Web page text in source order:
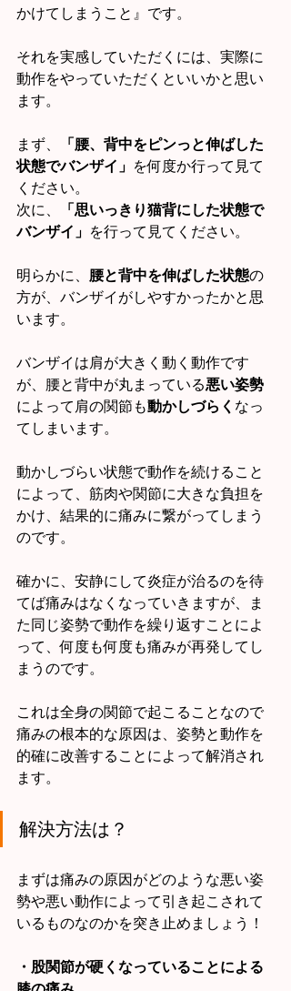
かけてしまうこと』です。
それを実感していただくには、実際に
動作をやっていただくといいかと思い
ます。
まず、
「腰、背中をピンっと伸ばした
状態でバンザイ」 を何度か行って見て
ください。
次に、
「思いっきり猫背にした状態で
バンザイ」 を行って見てください。
明らかに、 腰と背中を伸ばした状態の
方が、バンザイがしやすかったかと思
います。
バンザイは肩が大きく動く動作です
が、腰と背中が丸まっている悪い姿勢
によって肩の関節も動かしづらく なっ
てしまいます。
動かしづらい状態で動作を続けること
によって、筋肉や関節に大きな負担を
かけ、結果的に痛みに繋がってしまう
のです。
確かに、安静にして炎症が治るのを待
てば痛みはなくなっていきますが、ま
た同じ姿勢で動作を繰り返すことによ
って、何度も何度も痛みが再発してし
まうのです。
これは全身の関節で起こることなので
痛みの根本的な原因は、姿勢と動作を
的確に改善することによって解消され
ます。
解決方法は？
まずは痛みの原因がどのような悪い姿
勢や悪い動作によって引き起こされて
いるものなのかを突き止めましょう！
・股関節が硬くなっていることによる